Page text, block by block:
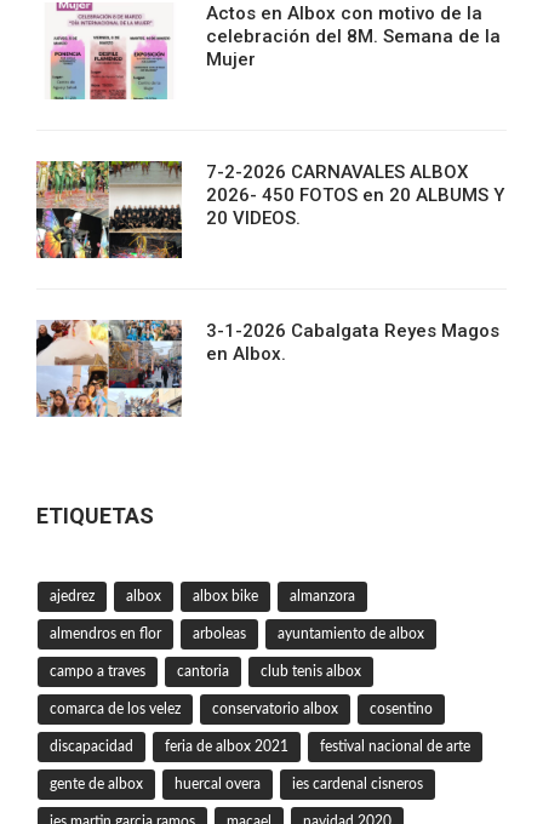
Actos en Albox con motivo de la
celebración del 8M. Semana de la
Mujer
7-2-2026 CARNAVALES ALBOX
2026- 450 FOTOS en 20 ALBUMS Y
20 VIDEOS.
3-1-2026 Cabalgata Reyes Magos
en Albox.
ETIQUETAS
ajedrez albox albox bike almanzora
almendros en flor arboleas ayuntamiento de albox
campo a traves cantoria club tenis albox
comarca de los velez conservatorio albox cosentino
discapacidad feria de albox 2021 festival nacional de arte
gente de albox huercal overa ies cardenal cisneros